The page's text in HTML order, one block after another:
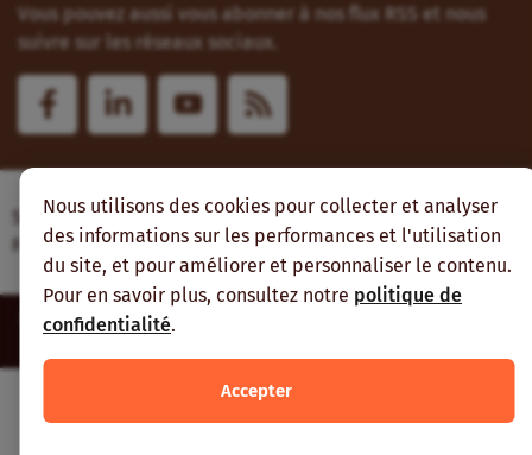
Nous utilisons des cookies pour collecter et analyser
des informations sur les performances et l'utilisation
du site, et pour améliorer et personnaliser le contenu.
Pour en savoir plus, consultez notre politique de
confidentialité.
Accepter
Vous pouvez aussi vous abonner à nos flux RSS et nous
suivre sur les réseaux sociaux.
Site web réalisé avec le soutien de l’Agence
Française de Développement
Inter-réseaux | Tous droits réservés |